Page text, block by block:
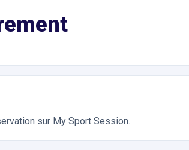
sur My Sport Session.